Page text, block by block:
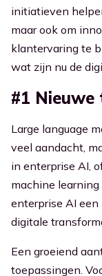
initiatieven
maar ook om
klantervaring te
wat zijn nu de
#1 Nieuwe
Large language
veel aandacht,
in enterprise AI,
machine
enterprise AI
digitale
Een groeiend
toepassingen.